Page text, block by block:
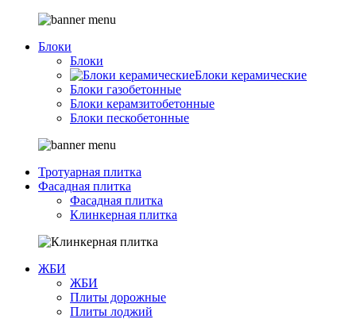
Блоки
Блоки
Блоки керамические
Блоки газобетонные
Блоки керамзитобетонные
Блоки пескобетонные
Тротуарная плитка
Фасадная плитка
Фасадная плитка
Клинкерная плитка
ЖБИ
ЖБИ
Плиты дорожные
Плиты лоджий